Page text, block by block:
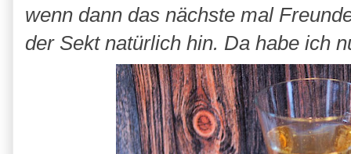
wenn dann das nächste mal
der Sekt natürlich hin. Da habe ich